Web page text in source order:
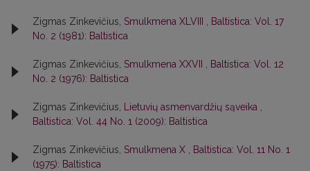
Zigmas Zinkevičius, Smulkmena XLVIII
Baltistica: Vol. 17
No. 2 (1981): Baltistica
Zigmas Zinkevičius, Smulkmena XXVII
Baltistica: Vol. 12
No. 2 (1976): Baltistica
Zigmas Zinkevičius, Lietuvių asmenvardžių sąveika
Baltistica: Vol. 44 No. 1 (2009): Baltistica
Zigmas Zinkevičius, Smulkmena X
Baltistica: Vol. 11 No. 1
(1975): Baltistica